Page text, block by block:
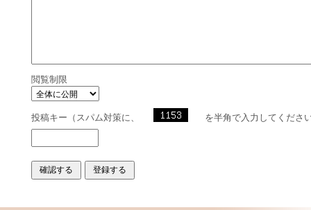
閲覧制限
投稿キー（スパム対策に、 を半角で入力してくださ